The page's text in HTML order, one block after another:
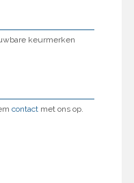
keurmerken
contactmet ons op.